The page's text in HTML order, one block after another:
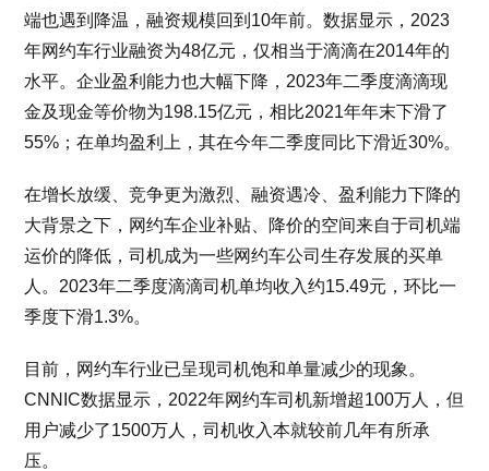
端也遇到降温，融资规模回到10年前。数据显示，2023
年网约车行业融资为48亿元，仅相当于滴滴在2014年的
水平。企业盈利能力也大幅下降，2023年二季度滴滴现
金及现金等价物为198.15亿元，相比2021年年末下滑了
55%；在单均盈利上，其在今年二季度同比下滑近30%。
在增长放缓、竞争更为激烈、融资遇冷、盈利能力下降的
大背景之下，网约车企业补贴、降价的空间来自于司机端
运价的降低，司机成为一些网约车公司生存发展的买单
人。2023年二季度滴滴司机单均收入约15.49元，环比一
季度下滑1.3%。
目前，网约车行业已呈现司机饱和单量减少的现象。
CNNIC数据显示，2022年网约车司机新增超100万人，但
用户减少了1500万人，司机收入本就较前几年有所承
压。